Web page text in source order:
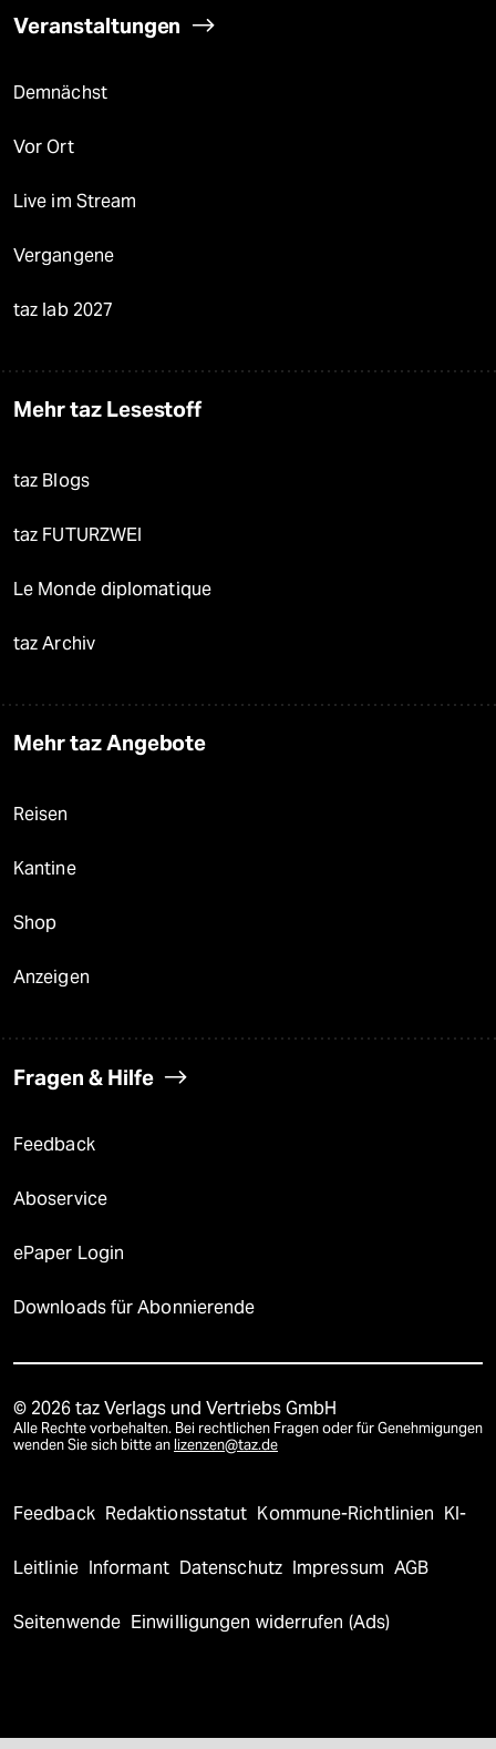
Veranstaltungen
Demnächst
Vor Ort
Live im Stream
Vergangene
taz lab 2027
Mehr taz Lesestoff
taz Blogs
taz FUTURZWEI
Le Monde diplomatique
taz Archiv
Mehr taz Angebote
Reisen
Kantine
Shop
Anzeigen
Fragen & Hilfe
Feedback
Aboservice
ePaper Login
Downloads für Abonnierende
© 2026 taz Verlags und Vertriebs GmbH
Alle Rechte vorbehalten. Bei rechtlichen Fragen oder für Genehmigungen
wenden Sie sich bitte an lizenzen@taz.de
Feedback Redaktionsstatut Kommune-Richtlinien KI-
Leitlinie Informant Datenschutz Impressum AGB
Seitenwende Einwilligungen widerrufen (Ads)